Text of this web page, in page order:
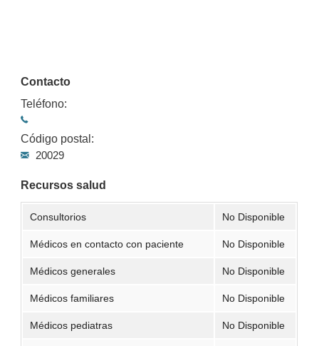
Contacto
Teléfono:
Código postal:
20029
Recursos salud
Consultorios No Disponible
Médicos en contacto con paciente No Disponible
Médicos generales No Disponible
Médicos familiares No Disponible
Médicos pediatras No Disponible